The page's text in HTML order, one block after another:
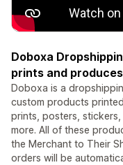
Doboxa
prints and
Doboxa is a
custom products
prints, posters,
more. All of these
the Merchant to Their
orders will be